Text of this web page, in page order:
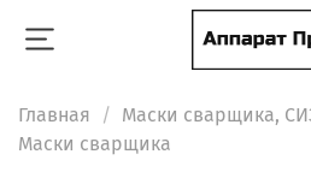
Главная
Маски сварщика,
Маски сварщика